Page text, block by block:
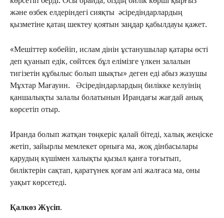
ЖАҢАЛЫҚТАР
КӨЗҚАРАС
ЗЕРТТЕУ
СҰХБАТ
АРНАЙЫ ЖОБА
ҚҰҚЫҚ
және өзбек елдеріндегі сияқты әсіредіндарлардың
қызметіне қатаң шектеу қоятын заңдар қабылдауы қажет.
«Мешіттер көбейіп, ислам дінін ұстанушылар қатары өсті
деп қуанып едік, сөйтсек бұл елімізге үлкен залалын
тигізетін құбылыс болып шықты» деген еді абыз жазушы
Мұхтар Мағауин. Әсіредіндарлардың билікке келуінің
қаншалықты залалы болатынын Ирандағы жағдай анық
көрсетіп отыр.
Иранда болып жатқан төңкеріс қалай бітеді, халық жеңіске
жетіп, зайырлы мемлекет орныға ма, жоқ дінбасылары
қарудың күшімен халықты қызыл қанға тоғытып,
биліктерін сақтап, қаратүнек қоғам әлі жалғаса ма, оны
уақыт көрсетеді.
Қалкөз Жүсіп.